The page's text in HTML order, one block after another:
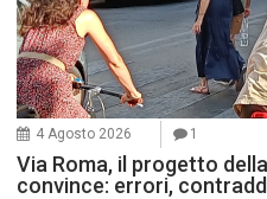
4 Agosto 2026 1
Via Roma, il progetto
convince: errori,